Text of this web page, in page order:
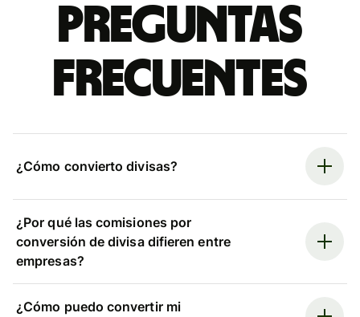
Preguntas
frecuentes
¿Cómo convierto divisas?
¿Por qué las comisiones por
conversión de divisa difieren entre
empresas?
¿Cómo puedo convertir mi